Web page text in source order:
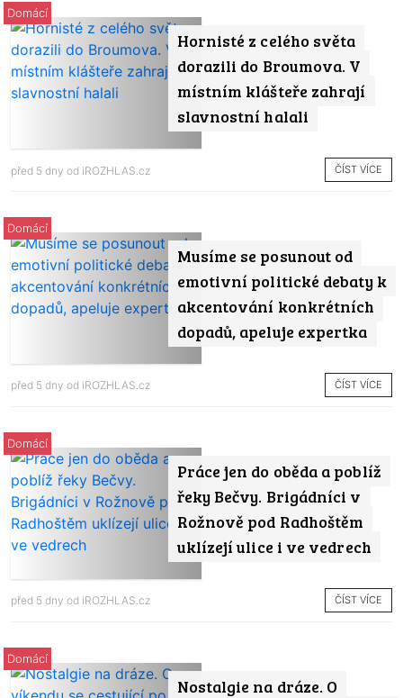
Hornisté z celého světa
dorazili do Broumova. V
místním klášteře zahrají
slavnostní halali
Domácí
před 5 dny od iROZHLAS.cz ČÍST VÍCE
Musíme se posunout od
emotivní politické debaty k
akcentování konkrétních
dopadů, apeluje expertka
Domácí
před 5 dny od iROZHLAS.cz ČÍST VÍCE
Práce jen do oběda a poblíž
řeky Bečvy. Brigádníci v
Rožnově pod Radhoštěm
uklízejí ulice i ve vedrech
Domácí
před 5 dny od iROZHLAS.cz ČÍST VÍCE
Nostalgie na dráze. O
Domácí